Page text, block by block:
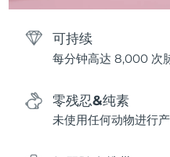
可持续
每分钟高达 8,000 次
零残忍&纯素
未使用任何动物进行产